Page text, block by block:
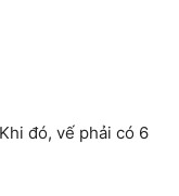
đó, vế phải có 6